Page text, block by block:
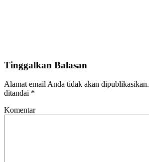
Tinggalkan Balasan
Alamat email Anda tidak akan dipublikasikan.
ditandai *
Komentar